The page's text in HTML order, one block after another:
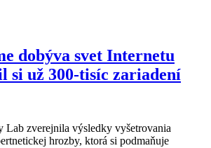
dobýva svet Internetu
si už 300-tisíc zariadení
Lab zverejnila výsledky vyšetrovania
hrozby, ktorá si podmaňuje